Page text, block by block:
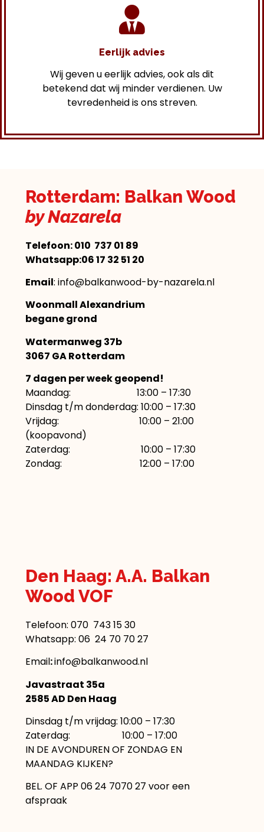
Eerlijk advies
Wij geven u eerlijk advies, ook als dit
betekend dat wij minder verdienen. Uw
tevredenheid is ons streven.
Den Haag: A.A. Balkan
Wood VOF
Telefoon:070 743 15 30
Whatsapp: 06 24 70 70 27
Email:info@balkanwood.nl
Javastraat 35a
2585 AD Den Haag
Dinsdag t/m vrijdag: 10:00 – 17:30
Zaterdag: 10:00 – 17:00
IN DE AVONDUREN OF ZONDAG EN
MAANDAG KIJKEN?
BEL. OF APP 06 24 7070 27 voor een
afspraak
Rotterdam: Balkan Wood
by Nazarela
Telefoon:010 737 01 89
Whatsapp:06 17 32 51 20
Email: info@balkanwood-by-nazarela.nl
Woonmall Alexandrium
begane grond
Watermanweg 37b
3067 GA Rotterdam
7 dagen per week geopend!
Maandag: 13:00 – 17:30
Dinsdag t/m donderdag: 10:00 – 17:30
Vrijdag: 10:00 – 21:00
(koopavond)
Zaterdag: 10:00 – 17:30
Zondag: 12:00 – 17:00